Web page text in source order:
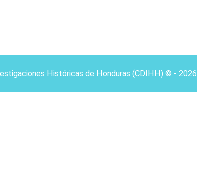
Históricas de Honduras (CDIHH) © - 2026